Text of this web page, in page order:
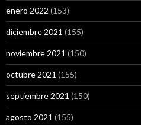
enero 2022 (153)
diciembre 2021 (155)
noviembre 2021 (150)
octubre 2021 (155)
septiembre 2021 (150)
agosto 2021 (155)